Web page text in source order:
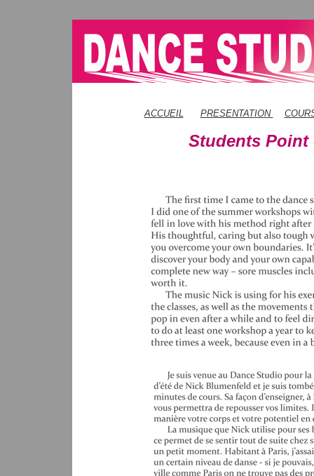
ACCUEIL PRESENTATION
Students Point